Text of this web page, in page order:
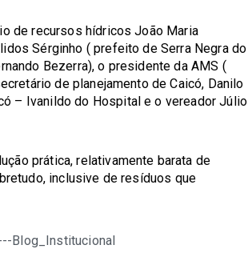
de recursos hídricos João Maria
Sérginho ( prefeito de Serra Negra do
Bezerra), o presidente da AMS (
de planejamento de Caicó, Danilo
– Ivanildo do Hospital e o vereador Júlio
prática, relativamente barata de
inclusive de resíduos que